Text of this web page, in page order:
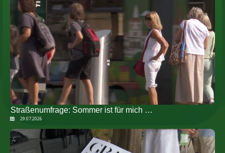
Straßenumfrage: Sommer ist für mich …
29.07.2026